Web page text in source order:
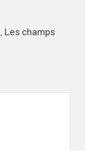
Les champs